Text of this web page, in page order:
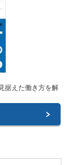
据えた働き方を解